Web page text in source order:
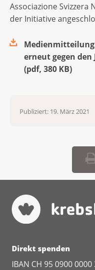
Associazione Svizzera
der Initiative
erneut gegen den
(pdf, 380 KB)
Publiziert: 19. März 2021
Direkt spenden
IBAN CH 95 0900